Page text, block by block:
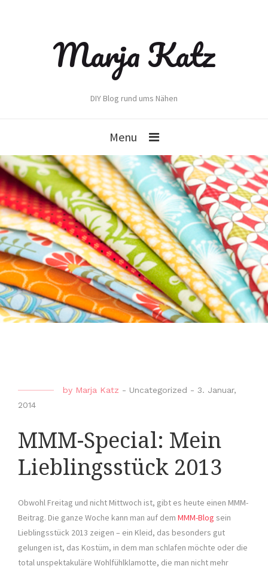
Marja Katz
DIY Blog rund ums Nähen
Menu
by Marja Katz - Uncategorized - 3. Januar,
2014
MMM-Special: Mein
Lieblingsstück 2013
Obwohl Freitag und nicht Mittwoch ist, gibt es heute einen MMM-
Beitrag. Die ganze Woche kann man auf dem MMM-Blog sein
Lieblingsstück 2013 zeigen – ein Kleid, das besonders gut
gelungen ist, das Kostüm, in dem man schlafen möchte oder die
total unspektakuläre Wohlfühlklamotte, die man nicht mehr